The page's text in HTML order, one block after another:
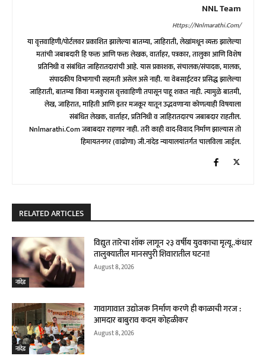
NNL Team
Https://nnlmarathi.com/
या वृत्तवाहिणी/पोर्टलवर प्रकाशित झालेल्या बातम्या, जाहिराती, लेखांमधून व्यक्त झालेल्या
मतांची जबाबदारी हि फक्त आणि फक्त लेखक, वार्ताहर, पत्रकार, तालुका आणि विशेष
प्रतिनिधी व संबंधित जाहिरातदारांची आहे. यास प्रकाशक, संचालक/संपादक, मालक,
संपादकीय विभागाची सहमती असेल असे नाही. या वेबसाईटवर प्रसिद्ध झालेल्या
जाहिराती, बातम्या किंवा मजकुरास वृत्तवाहिणी तपासून पाहू शकत नाही. त्यामुळे बातमी,
लेख, जाहिरात, माहिती आणि इतर मजकूर यातून उद्भवणाऱ्या कोणत्याही विषयाला
संबंधित लेखक, वार्ताहर, प्रतिनिधी व जाहिरातदारच जबाबदार राहतील.
Nnlmarathi.com जबाबदार राहणार नाही. तरी काही वाद-विवाद निर्माण झाल्यास तो
हिमायतनगर (वाढोणा) जी.नांदेड न्यायालयांतर्गत चालविला जाईल.
RELATED ARTICLES
नांदेड
विद्युत तारेचा शॉक लागून २३ वर्षीय युवकाचा मृत्यू..कंधार
तालुक्यातील मानसपुरी शिवारातील घटना!
August 8, 2026
नांदेड
गावागावात उद्योजक निर्माण करणे ही काळाची गरज :
आमदार बाबुराव कदम कोहळीकर
August 8, 2026